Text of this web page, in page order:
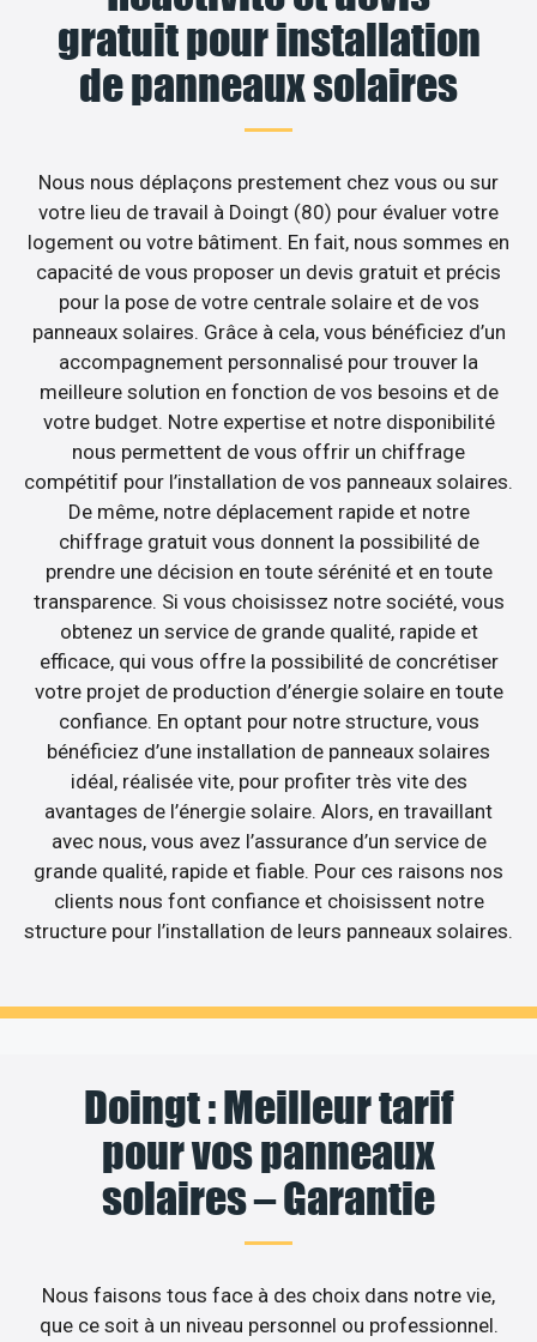
gratuit pour installation
de panneaux solaires
Nous nous déplaçons prestement chez vous ou sur
votre lieu de travail à Doingt (80) pour évaluer votre
logement ou votre bâtiment. En fait, nous sommes en
capacité de vous proposer un devis gratuit et précis
pour la pose de votre centrale solaire et de vos
panneaux solaires. Grâce à cela, vous bénéficiez d’un
accompagnement personnalisé pour trouver la
meilleure solution en fonction de vos besoins et de
votre budget. Notre expertise et notre disponibilité
nous permettent de vous offrir un chiffrage
compétitif pour l’installation de vos panneaux solaires.
De même, notre déplacement rapide et notre
chiffrage gratuit vous donnent la possibilité de
prendre une décision en toute sérénité et en toute
transparence. Si vous choisissez notre société, vous
obtenez un service de grande qualité, rapide et
efficace, qui vous offre la possibilité de concrétiser
votre projet de production d’énergie solaire en toute
confiance. En optant pour notre structure, vous
bénéficiez d’une installation de panneaux solaires
idéal, réalisée vite, pour profiter très vite des
avantages de l’énergie solaire. Alors, en travaillant
avec nous, vous avez l’assurance d’un service de
grande qualité, rapide et fiable. Pour ces raisons nos
clients nous font confiance et choisissent notre
structure pour l’installation de leurs panneaux solaires.
Doingt : Meilleur tarif
pour vos panneaux
solaires – Garantie
Nous faisons tous face à des choix dans notre vie,
que ce soit à un niveau personnel ou professionnel.